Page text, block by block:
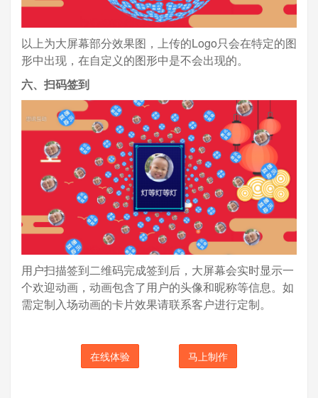
以上为大屏幕部分效果图，上传的Logo只会在特定的图
形中出现，在自定义的图形中是不会出现的。
六、扫码签到
用户扫描签到二维码完成签到后，大屏幕会实时显示一
个欢迎动画，动画包含了用户的头像和昵称等信息。如
需定制入场动画的卡片效果请联系客户进行定制。
在线体验 马上制作